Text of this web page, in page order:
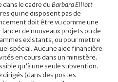
le cadre duBarbara Elliott
qui ne disposent pas de
doit être vu comme une
de nouveaux projets ou de
existants, ou pour mettre
spécial. Aucune aide financière
en cours dans un ministère.
qu’à une seule subvention.
(dans des postes